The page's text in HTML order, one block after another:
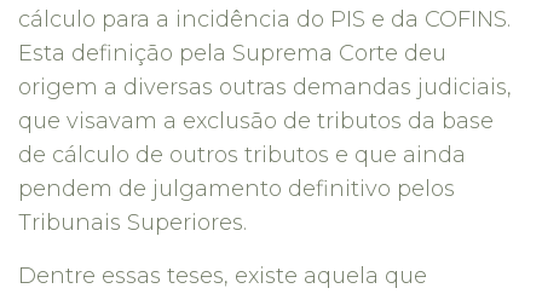
cálculo para a incidência do PIS e da COFINS.
Esta definição pela Suprema Corte deu
origem a diversas outras demandas judiciais,
que visavam a exclusão de tributos da base
de cálculo de outros tributos e que ainda
pendem de julgamento definitivo pelos
Tribunais Superiores.
Dentre essas teses, existe aquela que